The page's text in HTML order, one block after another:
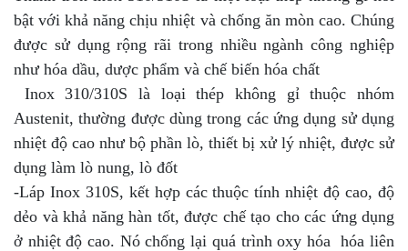
bật với khả năng chịu nhiệt và chống ăn mòn cao. Chúng
được sử dụng rộng rãi trong nhiều ngành công nghiệp
như hóa dầu, dược phẩm và chế biến hóa chất
Inox 310/310S là loại thép không gỉ thuộc nhóm
Austenit, thường được dùng trong các ứng dụng sử dụng
nhiệt độ cao như bộ phần lò, thiết bị xử lý nhiệt, được sử
dụng làm lò nung, lò đốt
-Láp Inox 310S, kết hợp các thuộc tính nhiệt độ cao, độ
dẻo và khả năng hàn tốt, được chế tạo cho các ứng dụng
ở nhiệt độ cao. Nó chống lại quá trình oxy hóa hóa liên